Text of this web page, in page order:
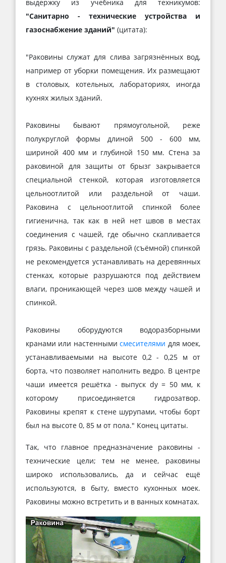
выдержку из учебника для техникумов:
"Санитарно - технические устройства и
газоснабжение зданий" (цитата):
"Раковины служат для слива загрязнённых вод,
например от уборки помещения. Их размещают
в столовых, котельных, лабораториях, иногда
кухнях жилых зданий.
Раковины бывают прямоугольной, реже
полукруглой формы длиной 500 - 600 мм,
шириной 400 мм и глубиной 150 мм. Стена за
раковиной для защиты от брызг закрывается
специальной стенкой, которая изготовляется
цельноотлитой или раздельной от чаши.
Раковина с цельноотлитой спинкой более
гигиенична, так как в ней нет швов в местах
соединения с чашей, где обычно скапливается
грязь. Раковины с раздельной (съёмной) спинкой
не рекомендуется устанавливать на деревянных
стенках, которые разрушаются под действием
влаги, проникающей через шов между чашей и
спинкой.
Раковины оборудуются водоразборными
кранами или настеннымисмесителями для моек,
устанавливаемыми на высоте 0,2 - 0,25 м от
борта, что позволяет наполнить ведро. В центре
чаши имеется решётка - выпуск dу = 50 мм, к
которому присоединяется гидрозатвор.
Раковины крепят к стене шурупами, чтобы борт
был на высоте 0, 85 м от пола." Конец цитаты.
Так, что главное предназначение раковины -
технические цели; тем не менее, раковины
широко использовались, да и сейчас ещё
используются, в быту, вместо кухонных моек.
Раковины можно встретить и в ванных комнатах.